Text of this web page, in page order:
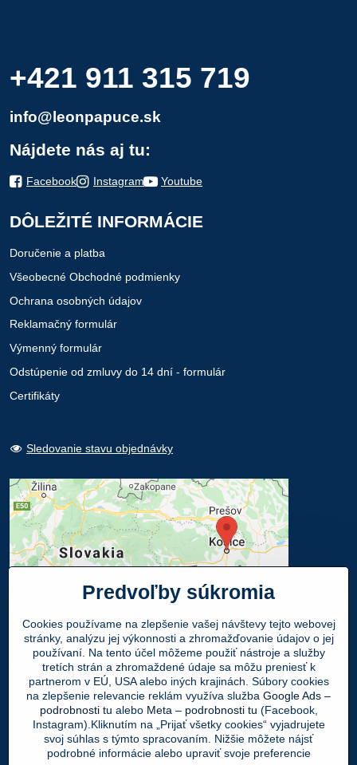
+421 911 315 719
info@leonpapuce.sk
Nájdete nás aj tu:
Facebook Instagram Youtube
DÔLEŽITÉ INFORMÁCIE
Doručenie a platba
Všeobecné Obchodné podmienky
Ochrana osobných údajov
Reklamačný formulár
Výmenný formulár
Odstúpenie od zmluvy do 14 dní - formulár
Certifikáty
Sledovanie stavu objednávky
Osobný odber
Navštívte našu predajňu - SHOWROOM
Obuv LEON, Mlynská 21, 040 01 Košice
Váš Objednaný tovar si môžete ZADARMO
Predvoľby súkromia
Cookies používame na zlepšenie vašej návštevy tejto webovej
stránky, analýzu jej výkonnosti a zhromažďovanie údajov o jej
používaní. Na tento účel môžeme použiť nástroje a služby
tretích strán a zhromaždené údaje sa môžu preniesť k
partnerom v EÚ, USA alebo iných krajinách. Súbory cookies
na zlepšenie relevancie reklám využíva služba Google Ads –
podrobnosti tu alebo Meta – podrobnosti tu (Facebook,
Instagram).Kliknutím na „Prijať všetky cookies“ vyjadrujete
svoj súhlas s týmto spracovaním. Nižšie môžete nájsť
podrobné informácie alebo upraviť svoje preferencie